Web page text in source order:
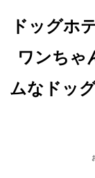
ドッグホ
ワンちゃ
ムなドッ